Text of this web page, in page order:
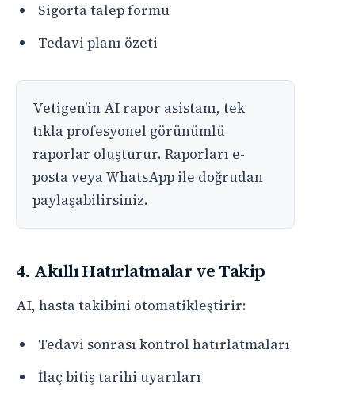
Sigorta talep formu
Tedavi planı özeti
Vetigen'in AI rapor asistanı, tek
tıkla profesyonel görünümlü
raporlar oluşturur. Raporları e-
posta veya WhatsApp ile doğrudan
paylaşabilirsiniz.
4. Akıllı Hatırlatmalar ve Takip
AI, hasta takibini otomatikleştirir:
Tedavi sonrası kontrol hatırlatmaları
İlaç bitiş tarihi uyarıları